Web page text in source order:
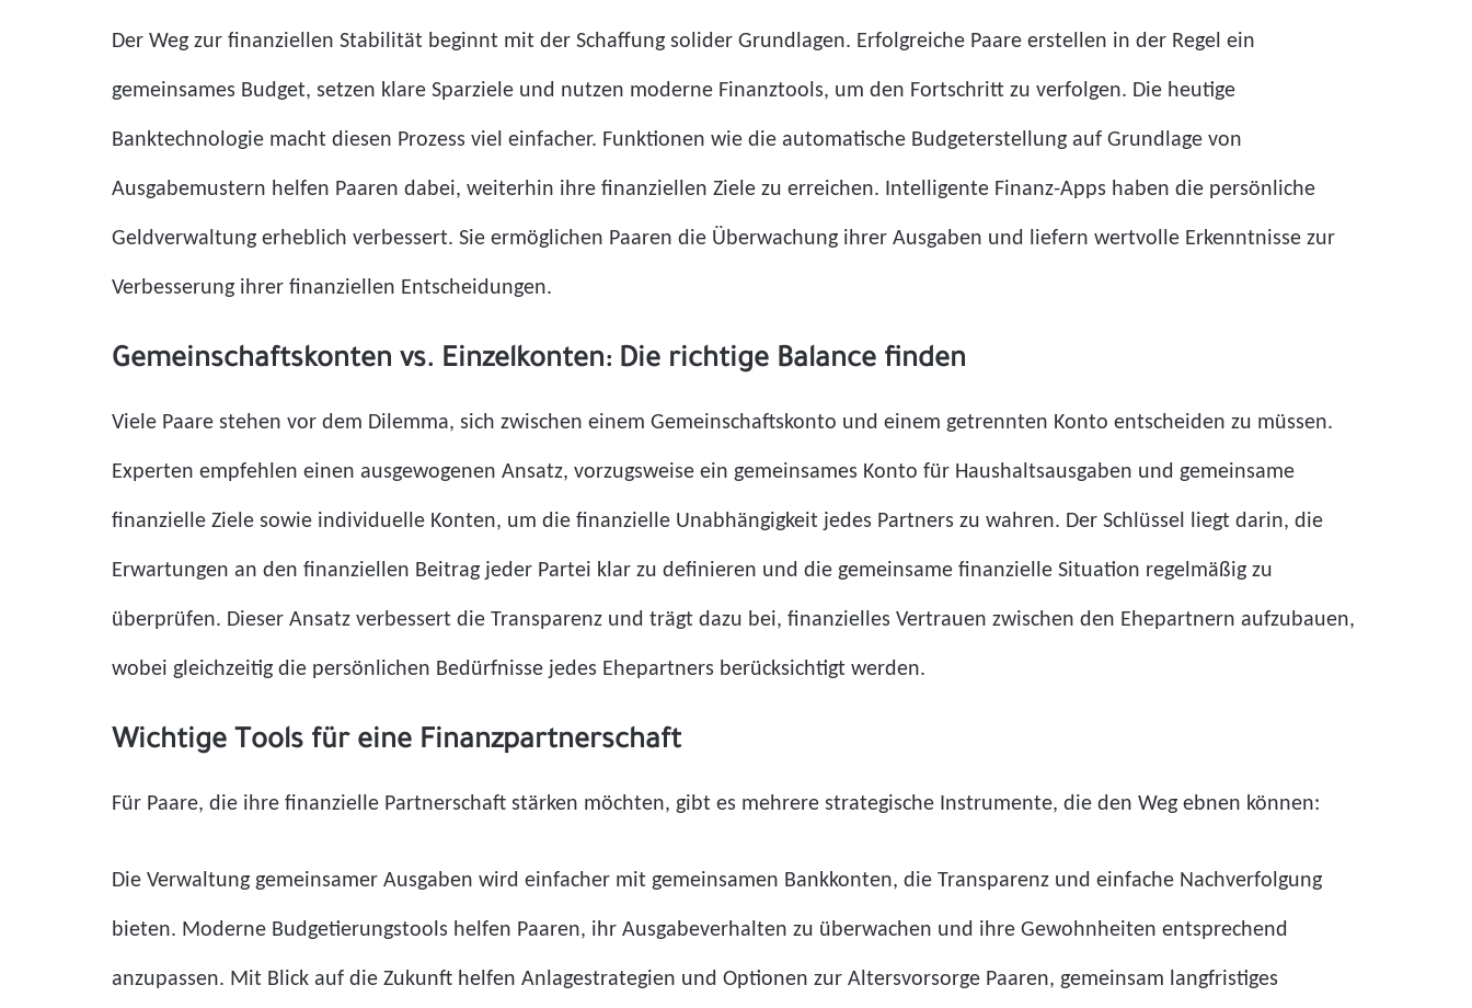
Der Weg zur finanziellen Stabilität beginnt mit der Schaffung solider Grundlagen. Erfolgreiche Paare erstellen in der Regel ein
gemeinsames Budget, setzen klare Sparziele und nutzen moderne Finanztools, um den Fortschritt zu verfolgen. Die heutige
Banktechnologie macht diesen Prozess viel einfacher. Funktionen wie die automatische Budgeterstellung auf Grundlage von
Ausgabemustern helfen Paaren dabei, weiterhin ihre finanziellen Ziele zu erreichen. Intelligente Finanz-Apps haben die persönliche
Geldverwaltung erheblich verbessert. Sie ermöglichen Paaren die Überwachung ihrer Ausgaben und liefern wertvolle Erkenntnisse zur
Verbesserung ihrer finanziellen Entscheidungen.
Gemeinschaftskonten vs. Einzelkonten: Die richtige Balance finden
Viele Paare stehen vor dem Dilemma, sich zwischen einem Gemeinschaftskonto und einem getrennten Konto entscheiden zu müssen.
Experten empfehlen einen ausgewogenen Ansatz, vorzugsweise ein gemeinsames Konto für Haushaltsausgaben und gemeinsame
finanzielle Ziele sowie individuelle Konten, um die finanzielle Unabhängigkeit jedes Partners zu wahren. Der Schlüssel liegt darin, die
Erwartungen an den finanziellen Beitrag jeder Partei klar zu definieren und die gemeinsame finanzielle Situation regelmäßig zu
überprüfen. Dieser Ansatz verbessert die Transparenz und trägt dazu bei, finanzielles Vertrauen zwischen den Ehepartnern aufzubauen,
wobei gleichzeitig die persönlichen Bedürfnisse jedes Ehepartners berücksichtigt werden.
Wichtige Tools für eine Finanzpartnerschaft
Für Paare, die ihre finanzielle Partnerschaft stärken möchten, gibt es mehrere strategische Instrumente, die den Weg ebnen können:
Die Verwaltung gemeinsamer Ausgaben wird einfacher mit gemeinsamen Bankkonten, die Transparenz und einfache Nachverfolgung
bieten. Moderne Budgetierungstools helfen Paaren, ihr Ausgabeverhalten zu überwachen und ihre Gewohnheiten entsprechend
anzupassen. Mit Blick auf die Zukunft helfen Anlagestrategien und Optionen zur Altersvorsorge Paaren, gemeinsam langfristiges